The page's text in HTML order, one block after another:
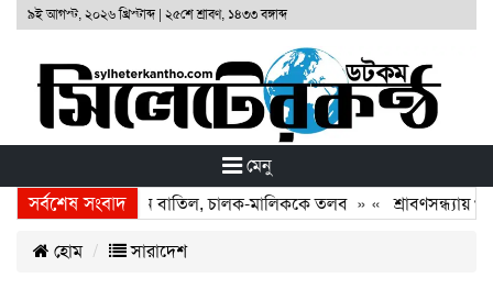
৯ই আগস্ট, ২০২৬ খ্রিস্টাব্দ| ২৫শে শ্রাবণ, ১৪৩৩ বঙ্গাব্দ
মেনু
সর্বশেষ সংবাদ
বাসের রেজিস্ট্রেশন বাতিল, চালক-মালিককে তলব» «শ্রাবণসন্ধ্যায়
হোম সারাদেশ